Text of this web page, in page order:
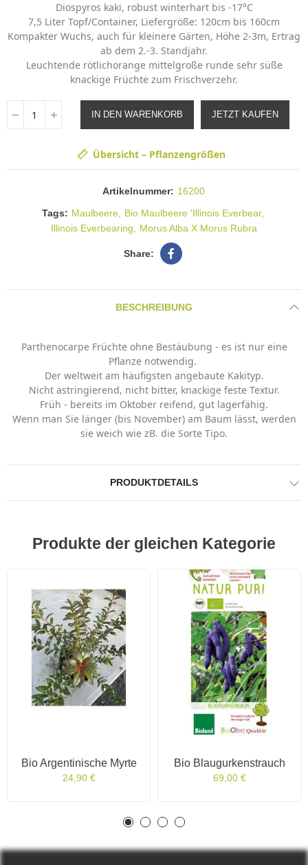
Diospyros kaki, robust winterhart bis -17°C
7,5 Liter Topf/Container, Liefergröße: 120cm bis 160cm
Kompakter Wuchs, auch für kleinere Gärten, Höhe 2-3m, Ertrag
ab dem 2.-3. Standjahr.
Leuchtende rötlichorange mittelgroße runde sehr süße
knackige Früchte zum Frischverzehr.
IN DEN WARENKORB JETZT KAUFEN
Übersicht – Pflanzengrößen
Artikelnummer: 16200
Tags: Maulbeere
Bio Maulbeere 'Illinois Everbear
Illinois Everbearing
Morus Alba X Morus Rubra
BESCHREIBUNG
Parthenocarpe Früchte ohne Bestäubung - es ist nur eine
Pflanze notwendig.
Der weltweit am häufigsten angebaute Kakityp.
Nicht astringierend, nicht bitter, knackige feste Textur.
Früh - bereits im Oktober reifend, gut lagerfähig.
Wenn man Sie länger (bis November) am Baum lässt, werden
sie weich wie zB. die Sorte Tipo.
PRODUKTDETAILS
Produkte der gleichen Kategorie
Bio Argentinische Myrte
24,90 €
Bio Blaugurkenstrauch
69,00 €